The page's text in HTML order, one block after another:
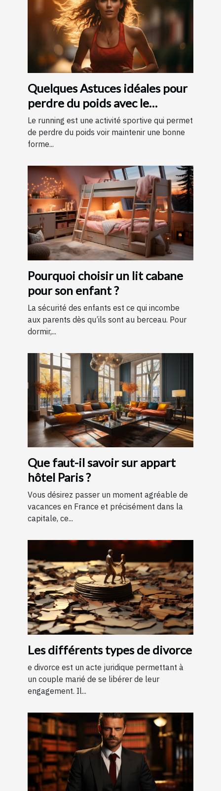
Quelques Astuces idéales pour
perdre du poids avec le
running ?
Le running est une activité sportive qui permet
de perdre du poids voir maintenir une bonne
forme...
Pourquoi choisir un lit cabane
pour son enfant ?
La sécurité des enfants est ce qui incombe
aux parents dès qu’ils sont au berceau. Pour
dormir,...
Que faut-il savoir sur appart
hôtel Paris ?
Vous désirez passer un moment agréable de
vacances en France et précisément dans la
capitale, ce...
Les différents types de divorce
e divorce est un acte juridique permettant à
un couple marié de se libérer de leur
engagement. Il...